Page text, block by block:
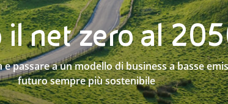
il net zero al
passare a un modello di business a basse
futuro sempre più sostenibile